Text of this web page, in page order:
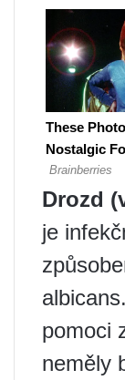
Drozd
je
pomoci
neměly